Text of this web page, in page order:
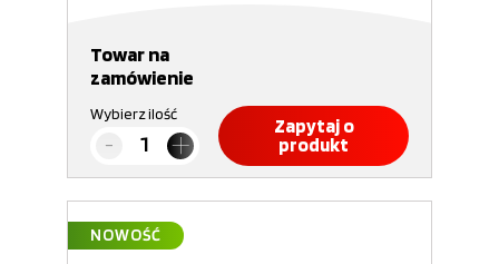
Towar na
zamówienie
Wybierz ilość
Zapytaj o
produkt
NOWOŚĆ